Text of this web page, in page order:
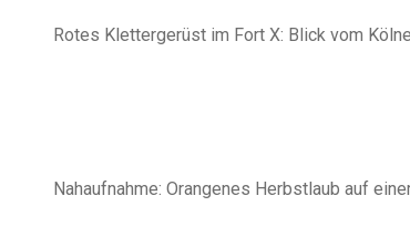
Rotes Klettergerüst im Fort X: Blick vom
Nahaufnahme: Orangenes Herbstlaub auf